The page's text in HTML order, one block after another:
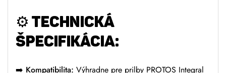
⚙️ TECHNICKÁ
ŠPECIFIKÁCIA:
➡️ Kompatibilita: Výhradne pre prilby PROTOS Integral